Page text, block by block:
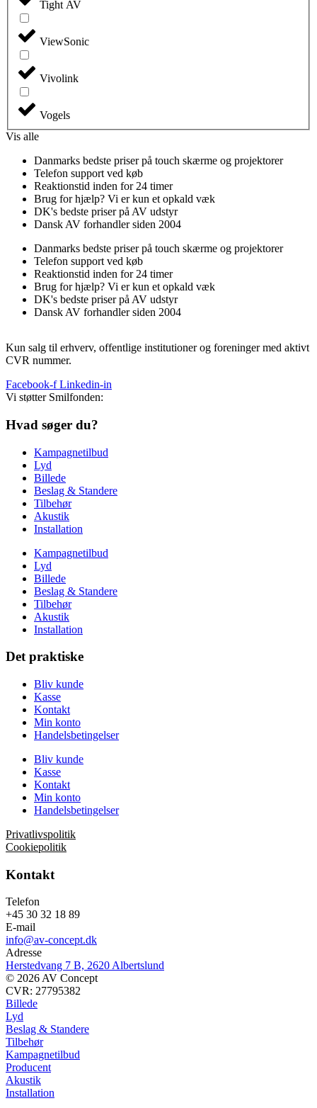
Tight AV
ViewSonic
Vivolink
Vogels
Vis alle
Danmarks bedste priser på touch skærme og projektorer
Telefon support ved køb
Reaktionstid inden for 24 timer
Brug for hjælp? Vi er kun et opkald væk
DK's bedste priser på AV udstyr
Dansk AV forhandler siden 2004
Danmarks bedste priser på touch skærme og projektorer
Telefon support ved køb
Reaktionstid inden for 24 timer
Brug for hjælp? Vi er kun et opkald væk
DK's bedste priser på AV udstyr
Dansk AV forhandler siden 2004
Kun salg til erhverv, offentlige institutioner og foreninger med aktivt
CVR nummer.
Facebook-f Linkedin-in
Vi støtter Smilfonden:
Hvad søger du?
Kampagnetilbud
Lyd
Billede
Beslag & Standere
Tilbehør
Akustik
Installation
Kampagnetilbud
Lyd
Billede
Beslag & Standere
Tilbehør
Akustik
Installation
Det praktiske
Bliv kunde
Kasse
Kontakt
Min konto
Handelsbetingelser
Bliv kunde
Kasse
Kontakt
Min konto
Handelsbetingelser
Privatlivspolitik
Cookiepolitik
Kontakt
Telefon
+45 30 32 18 89
E-mail
info@av-concept.dk
Adresse
Herstedvang 7 B, 2620 Albertslund
© 2026 AV Concept
CVR: 27795382
Billede
Lyd
Beslag & Standere
Tilbehør
Kampagnetilbud
Producent
Akustik
Installation